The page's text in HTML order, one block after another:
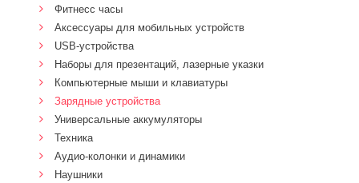
Фитнесс часы
Аксессуары для мобильных устройств
USB-устройства
Наборы для презентаций, лазерные указки
Компьютерные мыши и клавиатуры
Зарядные устройства
Универсальные аккумуляторы
Техника
Аудио-колонки и динамики
Наушники